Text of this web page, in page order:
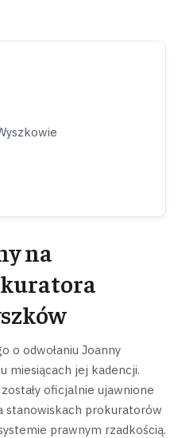
na
o odwołaniu Joanny
miesiącach jej kadencji.
oficjalnie ujawnione
stanowiskach prokuratorów
prawnym rzadkością.